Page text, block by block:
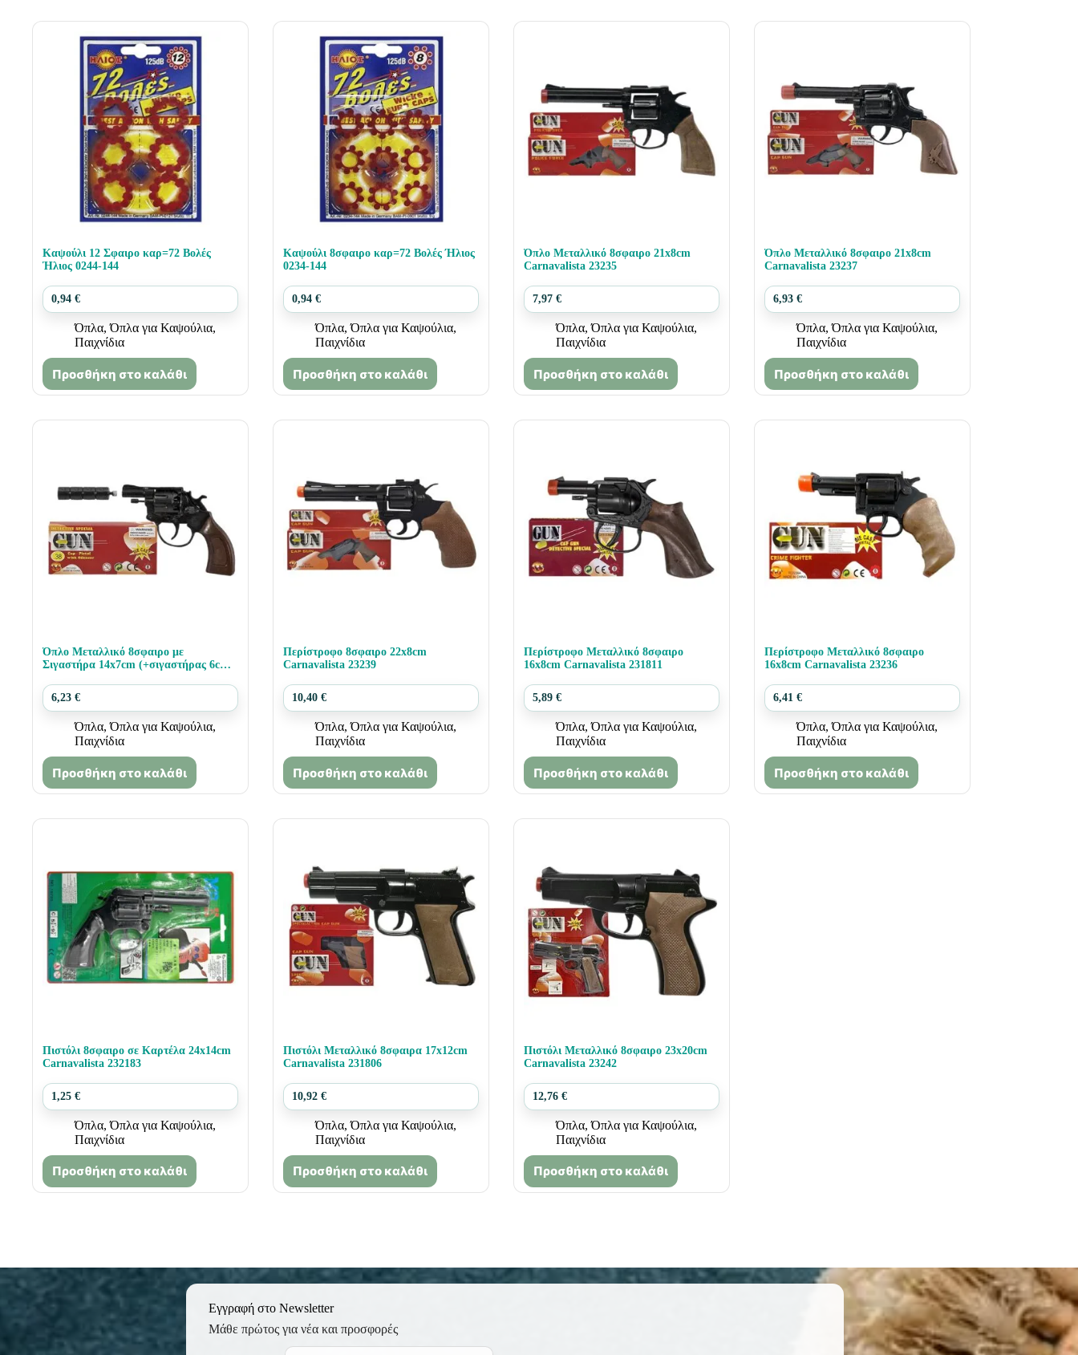
Καψούλι 12 Σφαιρο καρ=72 Βολές
Ήλιος 0244-144
0,94 €
Όπλα,Όπλα για Καψούλια,
Παιχνίδια
Προσθήκη στο καλάθι
Καψούλι 8σφαιρο καρ=72 Βολές Ήλιος
0234-144
0,94 €
Όπλα,Όπλα για Καψούλια,
Παιχνίδια
Προσθήκη στο καλάθι
Όπλο Μεταλλικό 8σφαιρο 21x8cm
Carnavalista 23235
7,97 €
Όπλα,Όπλα για Καψούλια,
Παιχνίδια
Προσθήκη στο καλάθι
Όπλο Μεταλλικό 8σφαιρο 21x8cm
Carnavalista 23237
6,93 €
Όπλα,Όπλα για Καψούλια,
Παιχνίδια
Προσθήκη στο καλάθι
Όπλο Μεταλλικό 8σφαιρο με
Σιγαστήρα 14x7cm (+σιγαστήρας 6cm)
6,23 €
Όπλα,Όπλα για Καψούλια,
Παιχνίδια
Προσθήκη στο καλάθι
Περίστροφο 8σφαιρο 22x8cm
Carnavalista 23239
10,40 €
Όπλα,Όπλα για Καψούλια,
Παιχνίδια
Προσθήκη στο καλάθι
Περίστροφο Μεταλλικό 8σφαιρο
16x8cm Carnavalista 231811
5,89 €
Όπλα,Όπλα για Καψούλια,
Παιχνίδια
Προσθήκη στο καλάθι
Περίστροφο Μεταλλικό 8σφαιρο
16x8cm Carnavalista 23236
6,41 €
Όπλα,Όπλα για Καψούλια,
Παιχνίδια
Προσθήκη στο καλάθι
Πιστόλι 8σφαιρο σε Καρτέλα 24x14cm
Carnavalista 232183
1,25 €
Όπλα,Όπλα για Καψούλια,
Παιχνίδια
Προσθήκη στο καλάθι
Πιστόλι Μεταλλικό 8σφαιρα 17x12cm
Carnavalista 231806
10,92 €
Όπλα,Όπλα για Καψούλια,
Παιχνίδια
Προσθήκη στο καλάθι
Πιστόλι Μεταλλικό 8σφαιρο 23x20cm
Carnavalista 23242
12,76 €
Όπλα,Όπλα για Καψούλια,
Παιχνίδια
Προσθήκη στο καλάθι
Εγγραφή στο Newsletter
Μάθε πρώτος για νέα και προσφορές